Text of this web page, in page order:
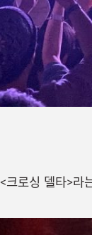
<크로싱 델타>라